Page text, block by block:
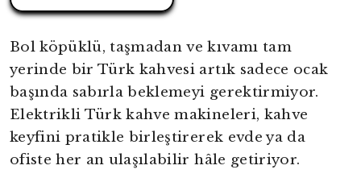
Bol köpüklü, taşmadan ve kıvamı tam
yerinde bir Türk kahvesi artık sadece ocak
başında sabırla beklemeyi gerektirmiyor.
Elektrikli Türk kahve makineleri, kahve
keyfini pratikle birleştirerek evde ya da
ofiste her an ulaşılabilir hâle getiriyor.